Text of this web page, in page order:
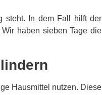
steht. In dem Fall hilft der
haben sieben Tage die
Hausmittel nutzen. Diese